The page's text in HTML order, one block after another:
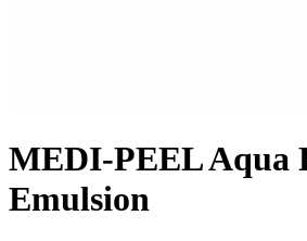
MEDI-PEEL Aqua
Emulsion